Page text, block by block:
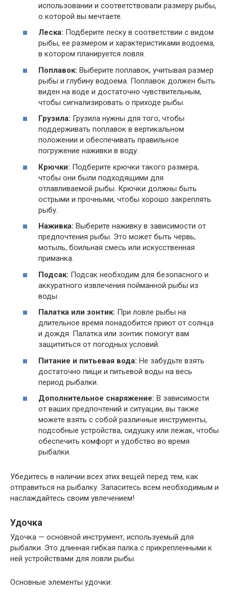
использовании и соответствовали размеру рыбы,
о которой вы мечтаете.
Леска: Подберите леску в соответствии с видом
рыбы, ее размером и характеристиками водоема,
в котором планируется ловля.
Поплавок: Выберите поплавок, учитывая размер
рыбы и глубину водоема. Поплавок должен быть
виден на воде и достаточно чувствительным,
чтобы сигнализировать о приходе рыбы.
Грузила: Грузила нужны для того, чтобы
поддерживать поплавок в вертикальном
положении и обеспечивать правильное
погружение наживки в воду.
Крючки: Подберите крючки такого размера,
чтобы они были подходящими для
отлавливаемой рыбы. Крючки должны быть
острыми и прочными, чтобы хорошо закреплять
рыбу.
Наживка: Выберите наживку в зависимости от
предпочтения рыбы. Это может быть червь,
мотыль, боильная смесь или искусственная
приманка.
Подсак: Подсак необходим для безопасного и
аккуратного извлечения пойманной рыбы из
воды.
Палатка или зонтик: При ловле рыбы на
длительное время понадобится приют от солнца
и дождя. Палатка или зонтик помогут вам
защититься от погодных условий.
Питание и питьевая вода: Не забудьте взять
достаточно пищи и питьевой воды на весь
период рыбалки.
Дополнительное снаряжение: В зависимости
от ваших предпочтений и ситуации, вы также
можете взять с собой различные инструменты,
подсобные устройства, сидушку или лежак, чтобы
обеспечить комфорт и удобство во время
рыбалки.
Убедитесь в наличии всех этих вещей перед тем, как
отправиться на рыбалку. Запаситесь всем необходимым и
наслаждайтесь своим увлечением!
Удочка
Удочка — основной инструмент, используемый для
рыбалки. Это длинная гибкая палка с прикрепленными к
ней устройствами для ловли рыбы.
Основные элементы удочки: